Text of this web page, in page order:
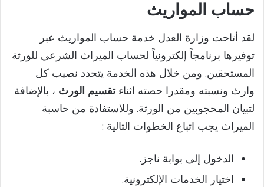
حساب المواريث
لقد أتاحت وزارة العدل خدمة حساب المواريث عبر
توفيرها برنامجاً إلكترونياً لحساب الميراث الشرعي للورثة
المستحقين. ومن خلال هذه الخدمة يتحدد نصيب كل
وارث ونسبته ومقدرا حصته اثناء تقسيم الورث ، بالإضافة
لتبيان المحجوبين من الورثة. وللاستفادة من حاسبة
الميراث يجب اتباع الخطوات التالية :
الدخول إلى بوابة ناجز.
اختيار الخدمات الإلكترونية.